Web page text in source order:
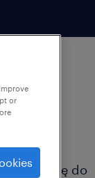
pasję do
or